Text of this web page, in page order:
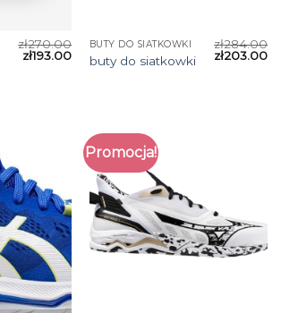
zł270.00
zł193.00
BUTY DO SIATKOWKI
buty do siatkowki
zł284.00
zł203.00
Promocja!